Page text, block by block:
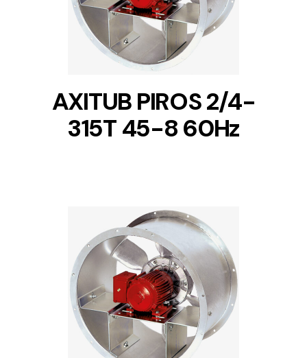
AXITUB PIROS 2/4-
315T 45-8 60Hz
DETAILS